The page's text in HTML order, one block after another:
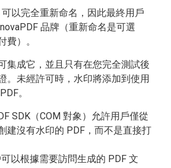
可以完全重新命名，因此最終用戶
品牌（重新命名是可選
費）。
集成它，並且只有在您完全測試後
。未經許可時，水印將添加到使用
。
SDK（COM 對象）允許用戶僅從
建沒有水印的 PDF，而不是直接打
以根據需要訪問生成的 PDF 文